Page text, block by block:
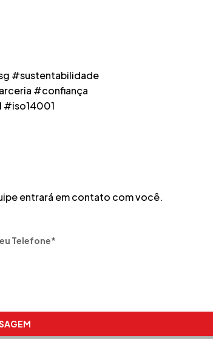
#sustentabilidade
#confiança
entrará em contato com você.